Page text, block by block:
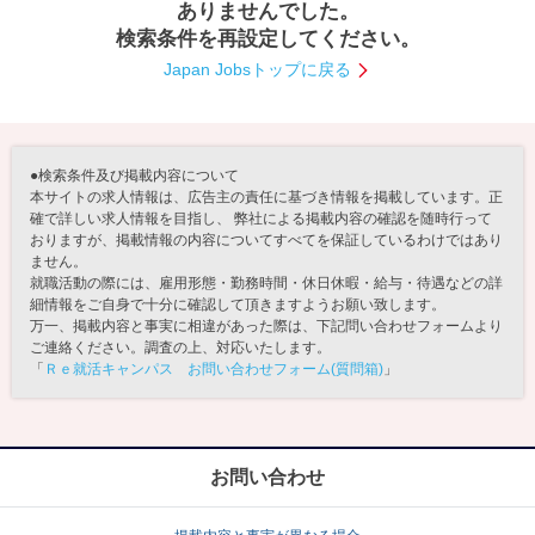
就活支援
就活ノウハウが満載！
就活コラム
お役立ち記事・相談室など
あなたに合う仕事を診断！
就活ニュースペーパー
就活時事ニュースを更新
よくある質問
ありませんでした。
検索条件を再設定してください。
Japan Jobsトップに戻る
●検索条件及び掲載内容について
本サイトの求人情報は、広告主の責任に基づき情報を掲載しています。正
確で詳しい求人情報を目指し、 弊社による掲載内容の確認を随時行って
おりますが、掲載情報の内容についてすべてを保証しているわけではあり
ません。
就職活動の際には、雇用形態・勤務時間・休日休暇・給与・待遇などの詳
細情報をご自身で十分に確認して頂きますようお願い致します。
万一、掲載内容と事実に相違があった際は、下記問い合わせフォームより
ご連絡ください。調査の上、対応いたします。
「 Ｒｅ就活キャンパス お問い合わせフォーム(質問箱) 」
お問い合わせ